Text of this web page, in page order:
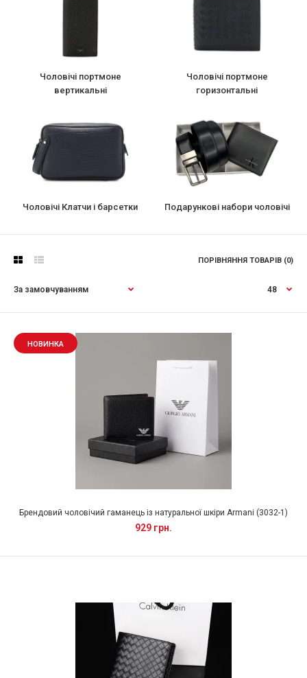
Чоловічі портмоне
вертикальні
Чоловічі портмоне
горизонтальні
Чоловічі Клатчи і барсетки Подарункові набори чоловічі
ПОРІВНЯННЯ ТОВАРІВ (0)
НОВИНКА
Брендовий чоловічий гаманець із натуральної шкіри Armani (3032-1)
929 грн.